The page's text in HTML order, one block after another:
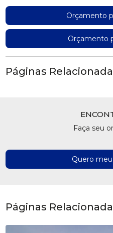
Orçamento
Orçamento
Páginas
Faça seu
Quero
Páginas